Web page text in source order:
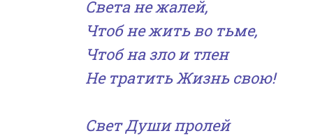
Света не жалей,
Чтоб не жить во тьме,
Чтоб на зло и тлен
Не тратить Жизнь свою!
Свет Души пролей